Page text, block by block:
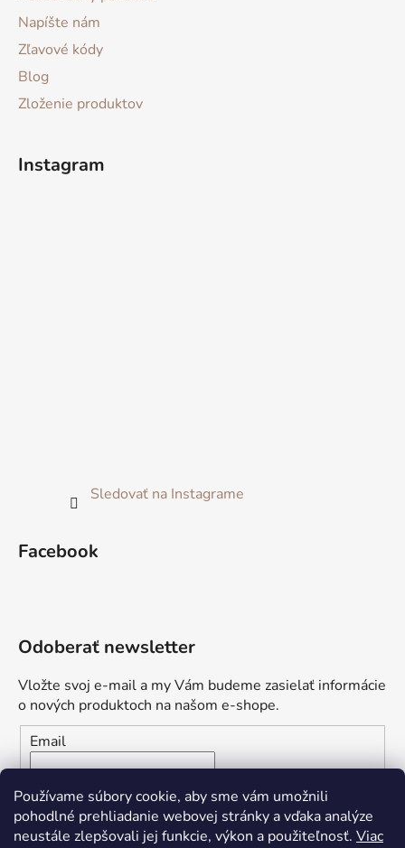
Používame súbory cookie, aby sme vám umožnili
pohodlné prehliadanie webovej stránky a vďaka analýze
neustále zlepšovali jej funkcie, výkon a použiteľnosť. Viac
Napíšte nám
Zľavové kódy
Blog
Zloženie produktov
Instagram
Sledovať na Instagrame
Facebook
Odoberať newsletter
Vložte svoj e-mail a my Vám budeme zasielať informácie
o nových produktoch na našom e-shope.
Email
Vložením e-mailu súhlasíte s
podmienkami ochrany
osobných údajov